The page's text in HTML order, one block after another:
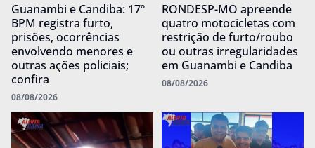
Guanambi e Candiba: 17º
BPM registra furto,
prisões, ocorrências
envolvendo menores e
outras ações policiais;
confira
08/08/2026
RONDESP-MO apreende
quatro motocicletas com
restrição de furto/roubo
ou outras irregularidades
em Guanambi e Candiba
08/08/2026